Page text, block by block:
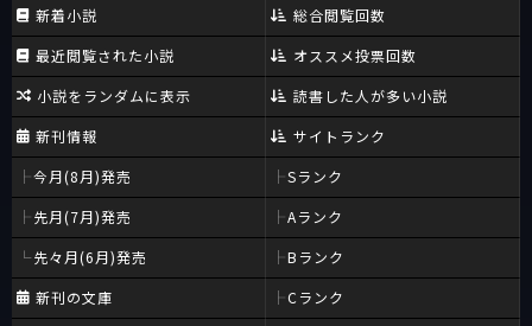
新着小説
最近閲覧された小説
小説をランダムに表示
新刊情報
今月(8月)発売
先月(7月)発売
先々月(6月)発売
新刊の文庫
総合閲覧回数
オススメ投票回数
読書した人が多い小説
サイトランク
Sランク
Aランク
Bランク
Cランク